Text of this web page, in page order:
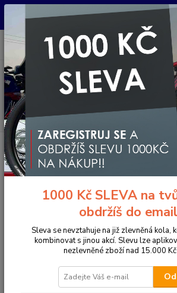
Pro nachystání kola / doplňků na prodejně si
CZK
+420 733 792 733
PO-PÁ 10:00-17:00 | SO: 9:00-12:00
Úvod Komponenty na kolo Pedály MTB /
BIKES VAULT PEDÁLY SUPER BLUE - MODRÉ
DMR BIKES VAULT
SUPER BLUE - MODRÉ
1000 Kč SLEVA na
obdržíš do
Sleva se nevztahuje na již zlevněná kola,
kombinovat s jinou akcí. Slevu lze
nezlevněné zboží nad 15.000